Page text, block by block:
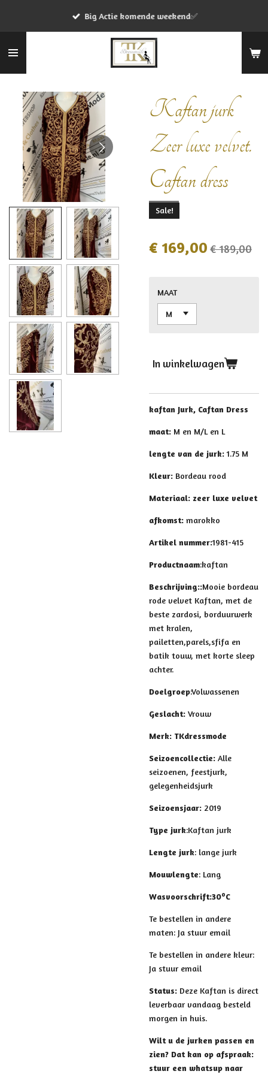
de
Big Actie komende weekend✅
Kaftan jurk
Zeer luxe velvet.
Caftan dress
Sale!
€ 169,00 € 189,00
MAAT
In winkelwagen
kaftan Jurk, Caftan Dress
maat: M en M/L en L
lengte van de jurk: 1.75 M
Kleur: Bordeau rood
Materiaal: zeer luxe velvet
afkomst: marokko
Artikel nummer:1981-415
Productnaam:kaftan
Beschrijving::Mooie bordeau
rode velvet Kaftan, met de
beste zardosi, borduurwerk
met kralen,
pailetten,parels,sfifa en
batik touw, met korte sleep
achter.
Doelgroep:Volwassenen
Geslacht: Vrouw
Merk: TKdressmode
Seizoencollectie: Alle
seizoenen, feestjurk,
gelegenheidsjurk
Seizoensjaar: 2019
Type jurk:Kaftan jurk
Lengte jurk: lange jurk
Mouwlengte: Lang
Wasvoorschrift:30oC
Te bestellen in andere
maten: Ja stuur email
Te bestellen in andere kleur:
Ja stuur email
Status: Deze Kaftan is direct
leverbaar vandaag besteld
morgen in huis.
Wilt u de jurken passen en
zien? Dat kan op afspraak:
stuur een whatsup naar